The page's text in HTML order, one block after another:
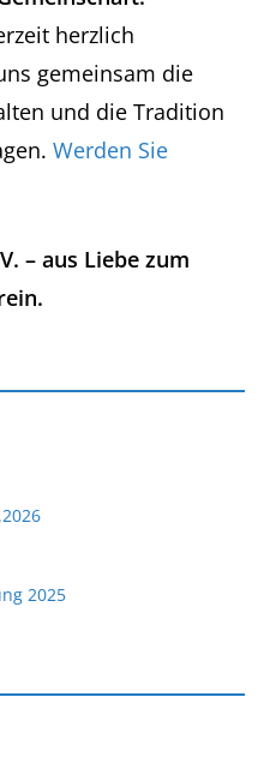
herzlich
gemeinsam die
und die Tradition
Werden Sie
– aus Liebe zum
2025